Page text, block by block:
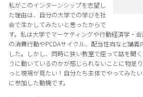
私がこのインターンシップを志望し
た理由は、自分の大学での学びを社
会で生かしてみたいと思ったからで
す。私は大学でマーケティングや行動経済学・
の消費行動やPCDAサイクル、配当性向など講
した。しかし、同時に狭い教室で座って話を聞
うに動いているのかが感じられないことに物足
っと現場が見たい！自分たち主体でやってみた
に参加した動機です。